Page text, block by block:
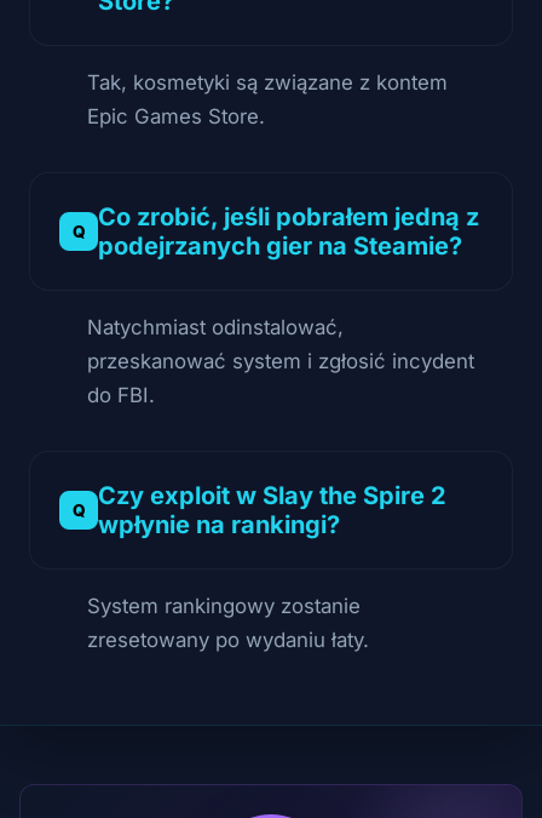
Tak, kosmetyki są związane z kontem
Epic Games Store.
Co zrobić, jeśli pobrałem jedną z
podejrzanych gier na Steamie?
Natychmiast odinstalować,
przeskanować system i zgłosić incydent
do FBI.
Czy exploit w Slay the Spire 2
wpłynie na rankingi?
System rankingowy zostanie
zresetowany po wydaniu łaty.